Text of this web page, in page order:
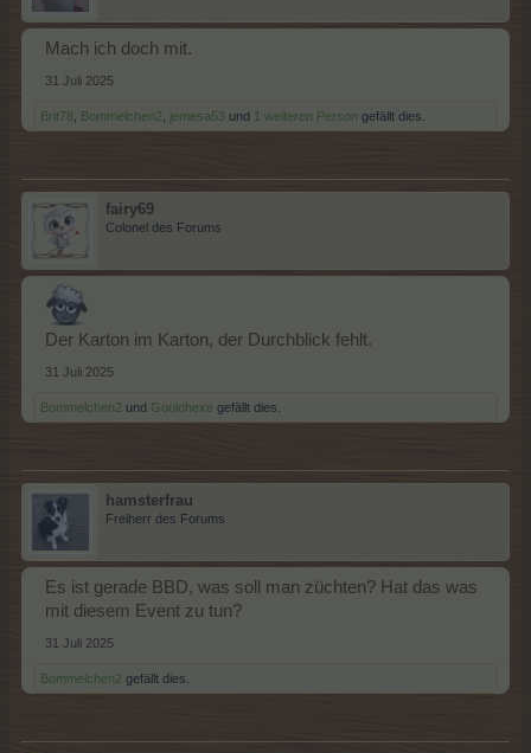
Mach ich doch mit.
31 Juli 2025
Brit78 Bommelchen2 jemesa53 und 1 weiteren Person gefällt dies.
fairy69
Colonel des Forums
Der Karton im Karton, der Durchblick fehlt.
31 Juli 2025
Bommelchen2 und Goolohexe gefällt dies.
hamsterfrau
Freiherr des Forums
Es ist gerade BBD, was soll man züchten? Hat das was
mit diesem Event zu tun?
31 Juli 2025
Bommelchen2 gefällt dies.